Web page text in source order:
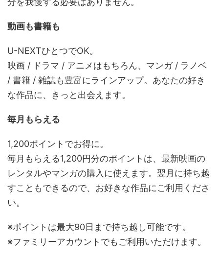
動画も書籍も
U-NEXTひとつでOK。
映画 / ドラマ / アニメはもちろん、マンガ / ラノベ
/ 書籍 / 雑誌も豊富にラインアップ。あなたの好き
な作品に、きっと出会えます。
毎月もらえる
1,200ポイントでお得に。
毎月もらえる1,200円分のポイントは、最新映画の
レンタルやマンガの購入に使えます。翌月に持ち越
すこともできるので、お好きな作品にご利用くださ
い。
※ポイントは最大90日まで持ち越し可能です。
※ファミリーアカウントでもご利用いただけます。